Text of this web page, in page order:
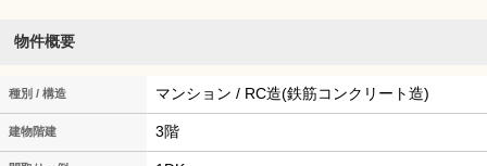
物件概要
種別 / 構造 マンション / RC造(鉄筋コンクリート造)
建物階建 3階